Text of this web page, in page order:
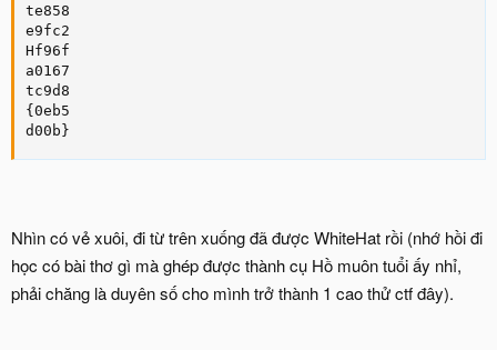
te858
e9fc2
Hf96f
a0167
tc9d8
{0eb5
d00b}
Nhìn có vẻ xuôi, đi từ trên xuống đã được WhiteHat rồi (nhớ hồi đi
học có bài thơ gì mà ghép được thành cụ Hồ muôn tuổi ấy nhỉ,
phải chăng là duyên số cho mình trở thành 1 cao thử ctf đây).